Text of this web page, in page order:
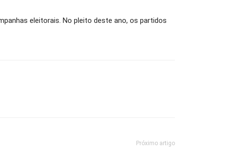
eleitorais. No pleito deste ano, os partidos
Próximo artigo